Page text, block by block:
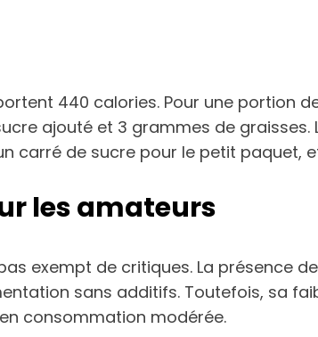
440 calories. Pour une portion
ajouté et 3 grammes de graisses.
carré de sucre pour le petit paquet,
les amateurs
exempt de critiques. La présence
sans additifs. Toutefois, sa
consommation modérée.